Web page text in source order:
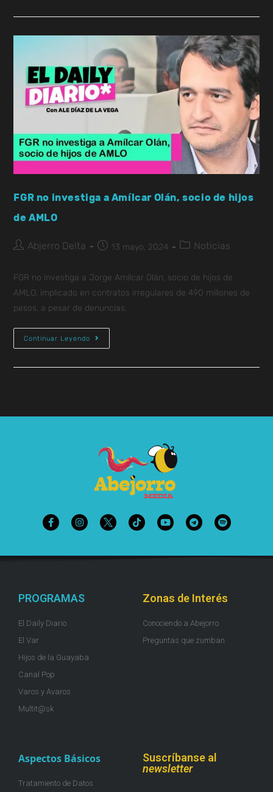
FGR no investiga a Amílcar Olán, socio de hijos
de AMLO
Abjerro Delta 13 mayo, 2024 Noticias
FGR no investiga a Jorge Amílcar Olán, socio de hijos de
AMLO, implicado en contratos irregulares de 490 millones de
pesos, a pesar de denuncias.
Continuar Leyendo
PROGRAMAS
El Daily Diario
El Var
Hijos de la Guayaba
Canal Pop
Varos y Avaros
Multit@sk
Zonas de Interés
Conociendo a Abejorro
Preguntas que zumban
Aspectos Básicos
Tratamiento de Datos
Suscríbanse al
newsletter